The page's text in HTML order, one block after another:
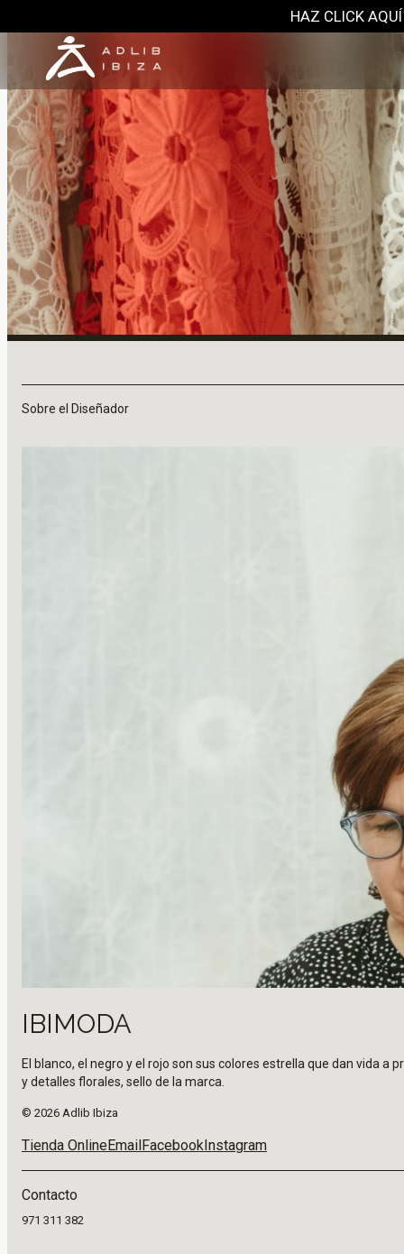
HAZ CLICK
Sobre el Diseñador
IBIMODA
El blanco, el negro y el rojo son sus colores estrella que dan vida
y detalles florales, sello de la marca.
© 2026 Adlib Ibiza
Tienda Online Email Facebook Instagram
Contacto
971 311 382